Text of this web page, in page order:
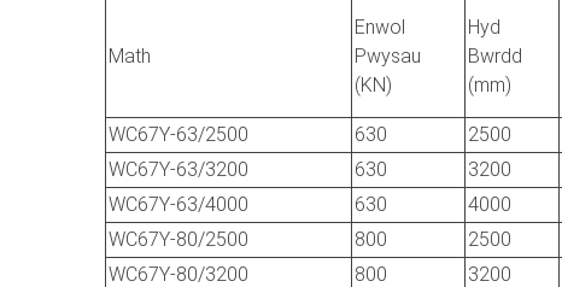
Math
Enwol
Pwysau
(KN)
Hyd
Bwrdd
(mm)
WC67Y-63/2500 630 2500
WC67Y-63/3200
630 3200
WC67Y-63/4000
630 4000
WC67Y-80/2500
800 2500
WC67Y-80/3200
800 3200